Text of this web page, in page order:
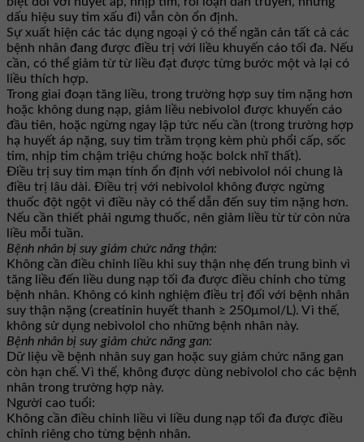
dấu hiệu suy tim xấu đi) vẫn còn ổn định.
Sự xuất hiện các tác dụng ngoại ý có thể ngăn cản tất cả các
bệnh nhân đang được điều trị với liều khuyến cáo tối đa. Nếu
cần, có thể giảm từ từ liều đạt được từng bước một và lại có
liều thích hợp.
Trong giai đoạn tăng liều, trong trường hợp suy tim nặng hơn
hoặc không dung nạp, giảm liều nebivolol được khuyến cáo
đầu tiên, hoặc ngừng ngay lập tức nếu cần (trong trường hợp
hạ huyết áp nặng, suy tim trầm trọng kèm phù phổi cấp, sốc
tim, nhịp tim chậm triệu chứng hoặc bolck nhĩ thất).
Điều trị suy tim mạn tính ổn định với nebivolol nói chung là
điều trị lâu dài. Điều trị với nebivolol không được ngừng
thuốc đột ngột vì điều này có thể dẫn đến suy tim nặng hơn.
Nếu cần thiết phải ngưng thuốc, nên giảm liều từ từ còn nửa
liều mỗi tuần.
Bệnh nhân bị suy giảm chức năng thận:
Không cần điều chỉnh liều khi suy thận nhẹ đến trung bình vì
tăng liều đến liều dung nạp tối đa được điều chỉnh cho từng
bệnh nhân. Không có kinh nghiệm điều trị đối với bệnh nhân
suy thận nặng (creatinin huyết thanh ≥ 250μmol/L). Vì thế,
không sử dụng nebivolol cho những bệnh nhân này.
Bệnh nhân bị suy giảm chức năng gan:
Dữ liệu về bệnh nhân suy gan hoặc suy giảm chức năng gan
còn hạn chế. Vì thế, không được dùng nebivolol cho các bệnh
nhân trong trường hợp này.
Người cao tuổi:
Không cần điều chỉnh liều vì liều dung nạp tối đa được điều
chỉnh riêng cho từng bệnh nhân.